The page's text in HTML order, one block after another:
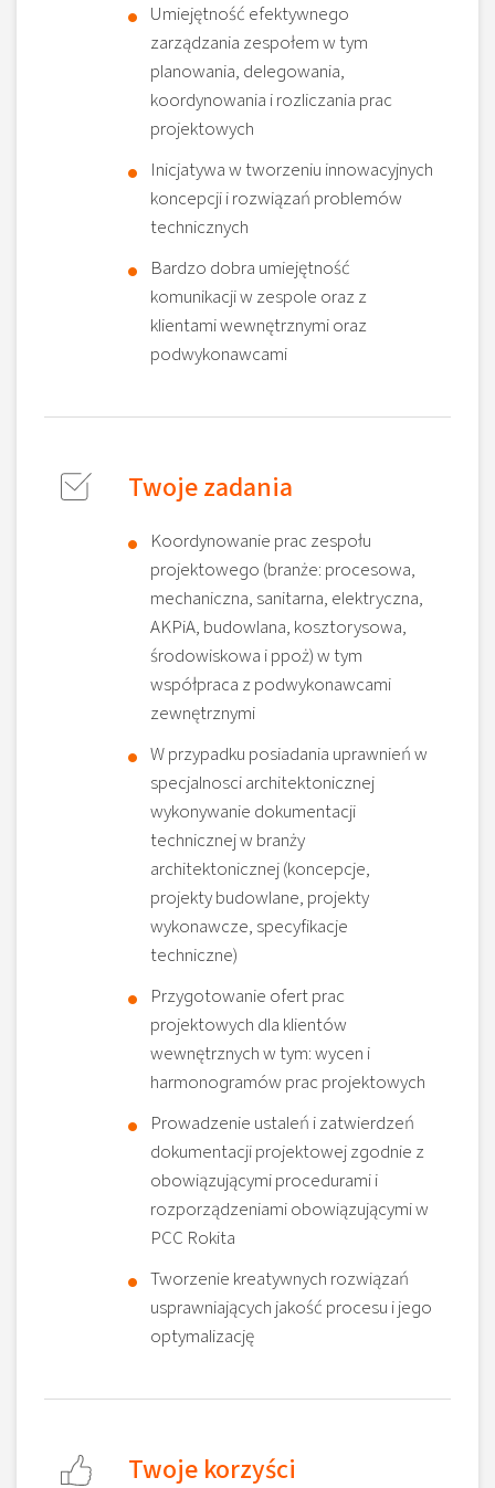
Umiejętność efektywnego
zarządzania zespołem w tym
planowania, delegowania,
koordynowania i rozliczania prac
projektowych
Inicjatywa w tworzeniu innowacyjnych
koncepcji i rozwiązań problemów
technicznych
Bardzo dobra umiejętność
komunikacji w zespole oraz z
klientami wewnętrznymi oraz
podwykonawcami
Twoje zadania
Koordynowanie prac zespołu
projektowego (branże: procesowa,
mechaniczna, sanitarna, elektryczna,
AKPiA, budowlana, kosztorysowa,
środowiskowa i ppoż) w tym
współpraca z podwykonawcami
zewnętrznymi
W przypadku posiadania uprawnień w
specjalnosci architektonicznej
wykonywanie dokumentacji
technicznej w branży
architektonicznej (koncepcje,
projekty budowlane, projekty
wykonawcze, specyfikacje
techniczne)
Przygotowanie ofert prac
projektowych dla klientów
wewnętrznych w tym: wycen i
harmonogramów prac projektowych
Prowadzenie ustaleń i zatwierdzeń
dokumentacji projektowej zgodnie z
obowiązującymi procedurami i
rozporządzeniami obowiązującymi w
PCC Rokita
Tworzenie kreatywnych rozwiązań
usprawniających jakość procesu i jego
optymalizację
Twoje korzyści